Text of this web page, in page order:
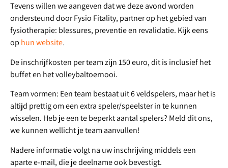
Tevens willen we aangeven dat we deze avond worden
ondersteund door Fysio Fitality, partner op het gebied van
fysiotherapie: blessures, preventie en revalidatie. Kijk eens
op hun website.
De inschrijfkosten per team zijn 150 euro, dit is inclusief het
buffet en het volleybaltoernooi.
Team vormen: Een team bestaat uit 6 veldspelers, maar het is
altijd prettig om een extra speler/speelster in te kunnen
wisselen. Heb je een te beperkt aantal spelers? Meld dit ons,
we kunnen wellicht je team aanvullen!
Nadere informatievolgt na uw inschrijving middels een
aparte e-mail, die je deelname ook bevestigt.